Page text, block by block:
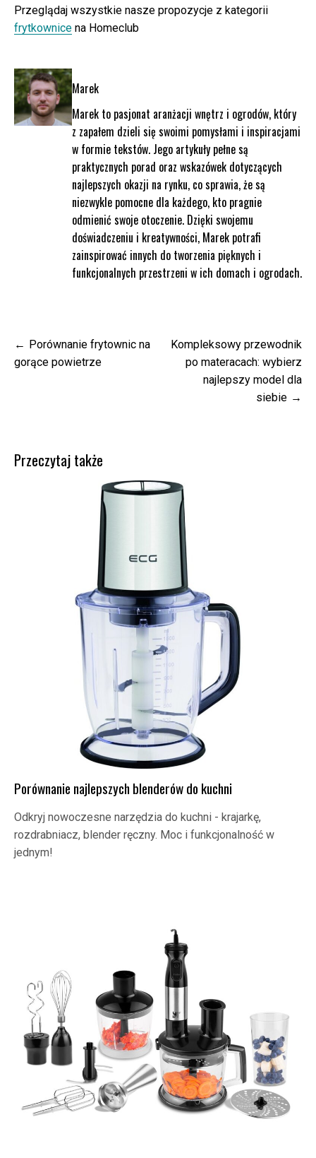
Przeglądaj wszystkie nasze propozycje z kategorii
frytkownice na Homeclub
Marek
Marek to pasjonat aranżacji wnętrz i ogrodów, który
z zapałem dzieli się swoimi pomysłami i inspiracjami
w formie tekstów. Jego artykuły pełne są
praktycznych porad oraz wskazówek dotyczących
najlepszych okazji na rynku, co sprawia, że są
niezwykle pomocne dla każdego, kto pragnie
odmienić swoje otoczenie. Dzięki swojemu
doświadczeniu i kreatywności, Marek potrafi
zainspirować innych do tworzenia pięknych i
funkcjonalnych przestrzeni w ich domach i ogrodach.
Nawigacja
wpisu
Porównanie frytownic na
gorące powietrze
Kompleksowy przewodnik
po materacach: wybierz
najlepszy model dla
siebie
Przeczytaj także
Porównanie najlepszych blenderów do kuchni
Odkryj nowoczesne narzędzia do kuchni - krajarkę,
rozdrabniacz, blender ręczny. Moc i funkcjonalność w
jednym!